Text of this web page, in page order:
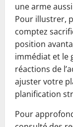
une arme
Pour illustrer,
comptez
position
immédiat et le
réactions de
ajuster votre
planification
Pour